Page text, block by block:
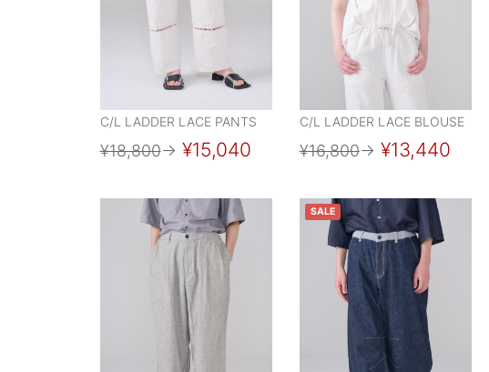
C/L LADDER LACE PANTS
¥18,800→ ¥15,040
C/L LADDER LACE BLOUSE
¥16,800→ ¥13,440
SALE